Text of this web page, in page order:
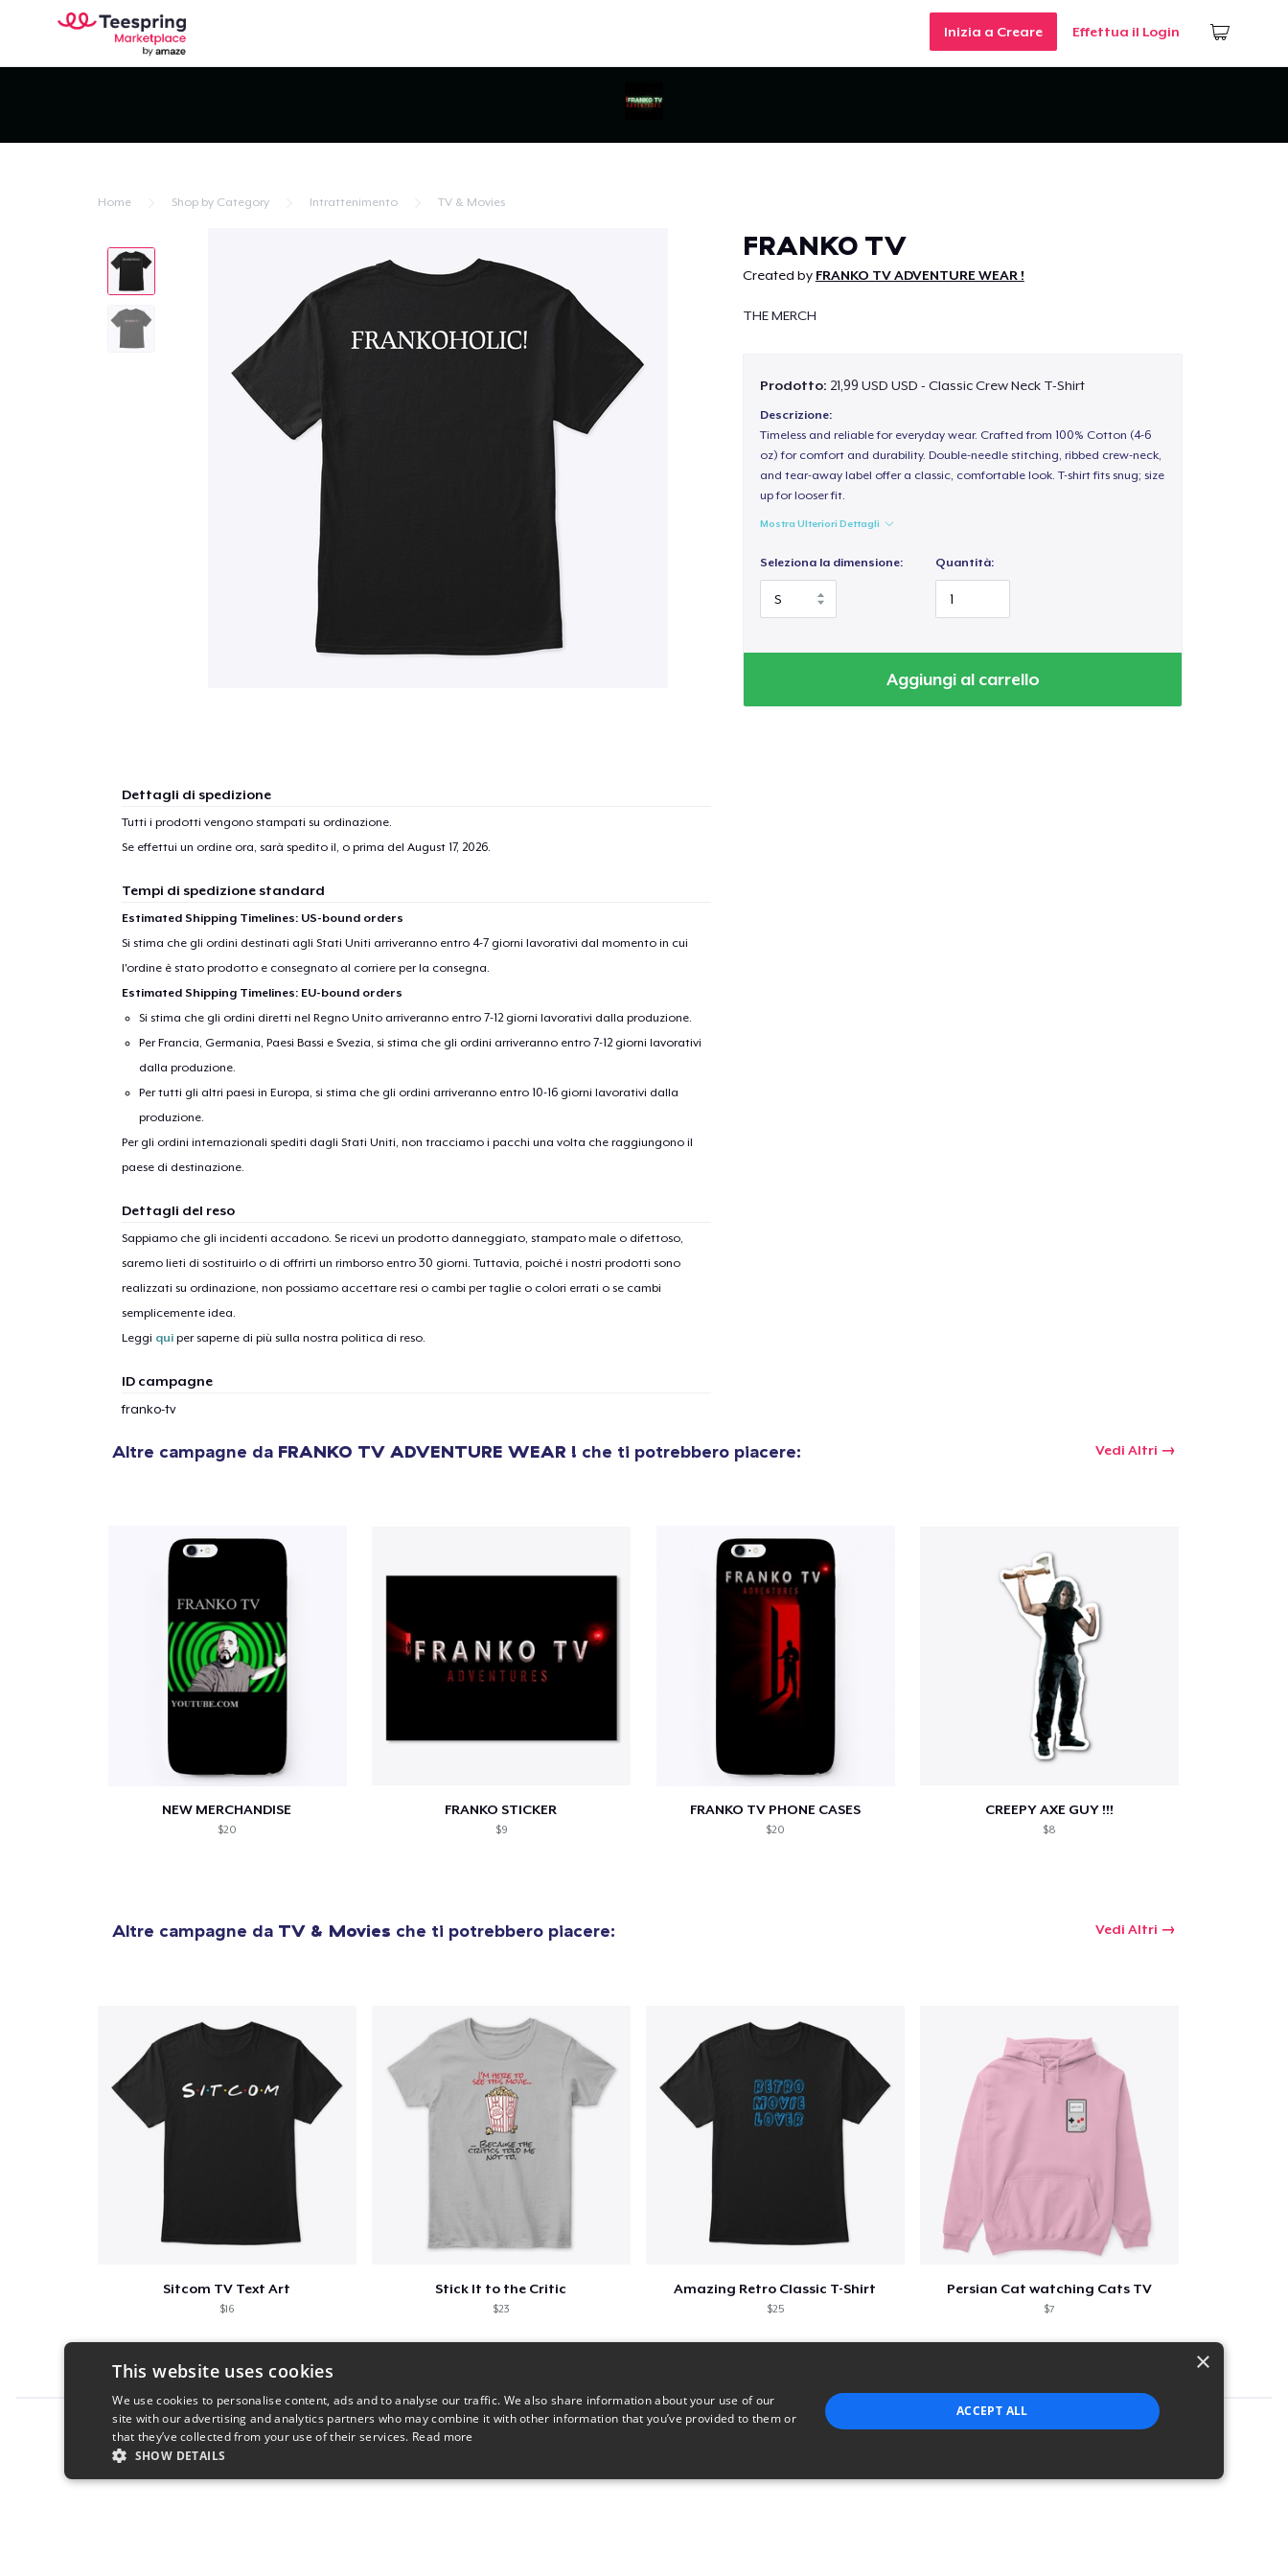
Inizia a Creare Effettua il Login
Home Shop by Category Intrattenimento TV & Movies
FRANKO TV
Created by FRANKO TV ADVENTURE WEAR !
THE MERCH
Prodotto: 21,99 USD USD - Classic Crew Neck T-Shirt
Descrizione:
Timeless and reliable for everyday wear. Crafted from 100% Cotton (4-6
oz) for comfort and durability. Double-needle stitching, ribbed crew-neck,
and tear-away label offer a classic, comfortable look. T-shirt fits snug; size
up for looser fit.
Mostra Ulteriori Dettagli
Seleziona la dimensione: Quantità:
Aggiungi al carrello
Dettagli di spedizione
Tutti i prodotti vengono stampati su ordinazione.
Se effettui un ordine ora, sarà spedito il, o prima del August 17, 2026.
Tempi di spedizione standard
Estimated Shipping Timelines: US-bound orders
Si stima che gli ordini destinati agli Stati Uniti arriveranno entro 4-7 giorni lavorativi dal momento in cui
l'ordine è stato prodotto e consegnato al corriere per la consegna.
Estimated Shipping Timelines: EU-bound orders
Si stima che gli ordini diretti nel Regno Unito arriveranno entro 7-12 giorni lavorativi dalla produzione.
Per Francia, Germania, Paesi Bassi e Svezia, si stima che gli ordini arriveranno entro 7-12 giorni lavorativi
dalla produzione.
Per tutti gli altri paesi in Europa, si stima che gli ordini arriveranno entro 10-16 giorni lavorativi dalla
produzione.
Per gli ordini internazionali spediti dagli Stati Uniti, non tracciamo i pacchi una volta che raggiungono il
paese di destinazione.
Dettagli del reso
Sappiamo che gli incidenti accadono. Se ricevi un prodotto danneggiato, stampato male o difettoso,
saremo lieti di sostituirlo o di offrirti un rimborso entro 30 giorni. Tuttavia, poiché i nostri prodotti sono
realizzati su ordinazione, non possiamo accettare resi o cambi per taglie o colori errati o se cambi
semplicemente idea.
Leggi quiper saperne di più sulla nostra politica di reso.
ID campagne
franko-tv
Altre campagne da FRANKO TV ADVENTURE WEAR ! che ti potrebbero piacere: Vedi Altri
NEW MERCHANDISE
$20
FRANKO STICKER
$9
FRANKO TV PHONE CASES
$20
CREEPY AXE GUY !!!
$8
Altre campagne da TV & Movies che ti potrebbero piacere: Vedi Altri
Sitcom TV Text Art
$16
Stick It to the Critic
$23
Amazing Retro Classic T-Shirt
$25
Persian Cat watching Cats TV
$7
Report this product
1articolo aggiunto al
Procedi alla Pagina di
×
This website uses cookies
We use cookies to personalise content, ads and to analyse our traffic. We also share information about your use of our
site with our advertising and analytics partners who may combine it with other information that you’ve provided to them or
that they’ve collected from your use of their services. Read more
SHOW DETAILS
ACCEPT ALL